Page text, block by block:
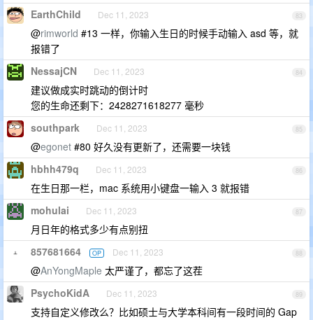
83
EarthChild Dec 11, 2023
@rimworld #13 一样，你输入生日的时候手动输入 asd 等，就
报错了
84
NessajCN Dec 11, 2023
建议做成实时跳动的倒计时
您的生命还剩下：2428271618277 毫秒
85
southpark Dec 11, 2023
@egonet #80 好久没有更新了，还需要一块钱
86
hbhh479q Dec 11, 2023
在生日那一栏，mac 系统用小键盘一输入 3 就报错
87
mohulai Dec 11, 2023
月日年的格式多少有点别扭
88
857681664 OP Dec 11, 2023
@AnYongMaple 太严谨了，都忘了这茬
89
PsychoKidA Dec 11, 2023
支持自定义修改么？比如硕士与大学本科间有一段时间的 Gap